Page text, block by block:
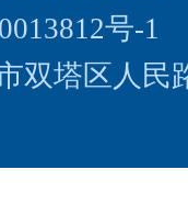
号-1
双塔区人民